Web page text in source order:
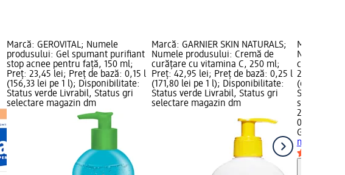
Marcă: GEROVITAL; Numele
produsului: Gel spumant purifiant
stop acnee pentru față, 150 ml;
Preț: 23,45 lei; Preț de bază: 0,15 l
(156,33 lei pe 1 l); Disponibilitate:
Status verde Livrabil, Status gri
selectare magazin dm
Marcă: GARNIER SKIN NATURALS;
Numele produsului: Cremă de
curățare cu vitamina C, 250 ml;
Preț: 42,95 lei; Preț de bază: 0,25 l
(171,80 lei pe 1 l); Disponibilitate:
Status verde Livrabil, Status gri
selectare magazin dm
Marcă:
Numele
cu
26,95 lei;
(67,38 lei
Status
selectare
26,95 lei
0,4 l (67,38
GARNIER
micelară